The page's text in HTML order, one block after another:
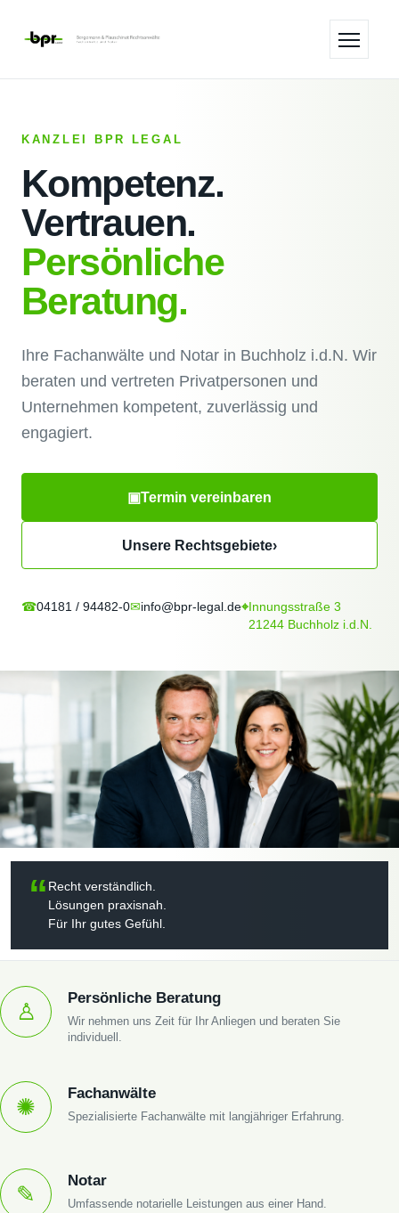
KANZLEI BPR LEGAL
Kompetenz.
Vertrauen.
Persönliche
Beratung.
Ihre Fachanwälte und Notar in Buchholz i.d.N. Wir
beraten und vertreten Privatpersonen und
Unternehmen kompetent, zuverlässig und
engagiert.
▣Termin vereinbaren
Unsere Rechtsgebiete›
☎04181 / 94482-0✉info@bpr-legal.de⌖Innungsstraße 3
21244 Buchholz i.d.N.
“ Recht verständlich.
Lösungen praxisnah.
Für Ihr gutes Gefühl.
♙ Persönliche Beratung
Wir nehmen uns Zeit für Ihr Anliegen und beraten Sie
individuell.
✺ Fachanwälte
Spezialisierte Fachanwälte mit langjähriger Erfahrung.
✎ Notar
Umfassende notarielle Leistungen aus einer Hand.